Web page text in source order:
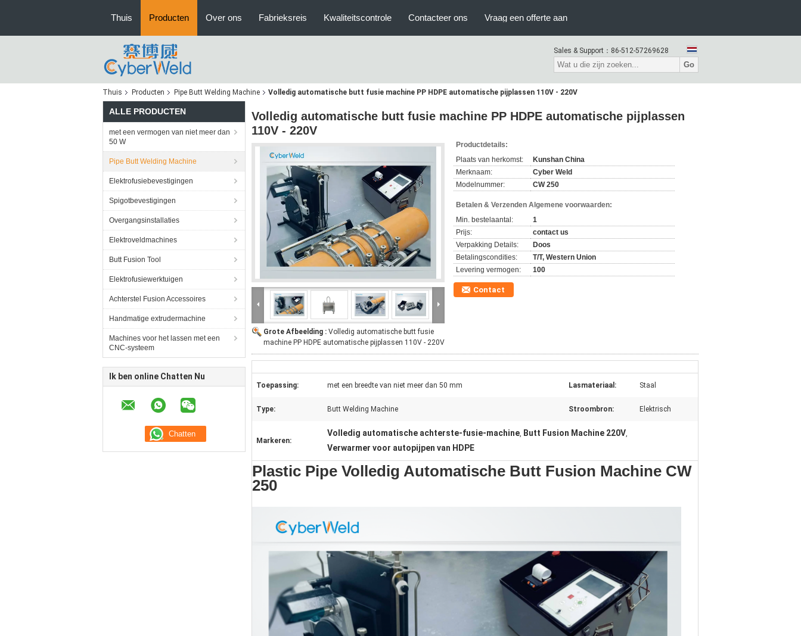
Thuis Producten Over ons Fabrieksreis Kwaliteitscontrole Contacteer ons Vraag een offerte aan
Sales & Support： 86-512-57269628
Go
Thuis Producten Pipe Butt Welding Machine Volledig automatische butt fusie machine PP HDPE automatische pijplassen 110V - 220V
ALLE PRODUCTEN
met een vermogen van niet meer dan
50 W
Pipe Butt Welding Machine
Elektrofusiebevestigingen
Spigotbevestigingen
Overgangsinstallaties
Elektroveldmachines
Butt Fusion Tool
Elektrofusiewerktuigen
Achterstel Fusion Accessoires
Handmatige extrudermachine
Machines voor het lassen met een
CNC-systeem
Ik ben online Chatten Nu
Volledig automatische butt fusie machine PP HDPE automatische pijplassen
110V - 220V
Grote Afbeelding : Volledig automatische butt fusie
machine PP HDPE automatische pijplassen 110V - 220V
Productdetails:
Plaats van herkomst:
Kunshan China
Merknaam:
Cyber Weld
Modelnummer:
CW 250
Betalen & Verzenden Algemene voorwaarden:
Min. bestelaantal:
1
Prijs:
contact us
Verpakking Details:
Doos
Betalingscondities:
T/T, Western Union
Levering vermogen:
100
Contact
Toepassing: met een breedte van niet meer dan 50 mm Lasmateriaal: Staal
Type: Butt Welding Machine Stroombron: Elektrisch
Markeren:
Volledig automatische achterste-fusie-machine, Butt Fusion Machine 220V,
Verwarmer voor autopijpen van HDPE
Plastic Pipe Volledig Automatische Butt Fusion Machine CW
250